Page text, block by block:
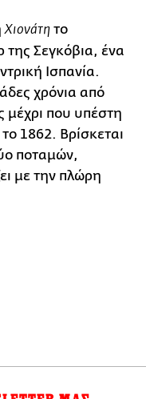
Χιονάτη το
Σεγκόβια, ένα
Ισπανία.
χρόνια από
μέχρι που υπέστη
1862. Βρίσκεται
ποταμών,
με την πλώρη